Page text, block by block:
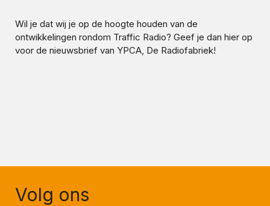
Wil je dat wij je op de hoogte houden van de
ontwikkelingen rondom Traffic Radio? Geef je dan hier op
voor de nieuwsbrief van YPCA, De Radiofabriek!
Volg ons